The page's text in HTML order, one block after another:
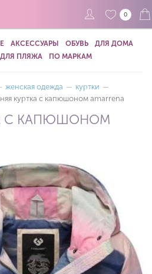
0
АКСЕССУАРЫ ОБУВЬ
ДЛЯ ДОМА
ДЛЯ ПЛЯЖА ПО МАРКАМ
женская одежда — куртки —
куртка с капюшоном amarrena
С КАПЮШОНОМ